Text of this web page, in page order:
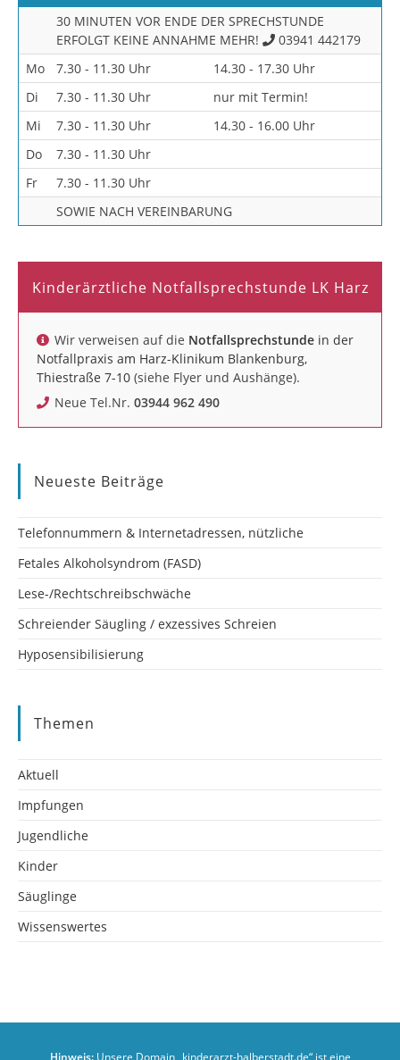
30 MINUTEN VOR ENDE DER SPRECHSTUNDE
ERFOLGT KEINE ANNAHME MEHR!
03941 442179
Mo
7.30 - 11.30 Uhr
14.30 - 17.30 Uhr
Di
7.30 - 11.30 Uhr
nur mit Termin!
Mi
7.30 - 11.30 Uhr
14.30 - 16.00 Uhr
Do
7.30 - 11.30 Uhr
Fr
7.30 - 11.30 Uhr
SOWIE NACH VEREINBARUNG
Kinderärztliche Notfallsprechstunde LK Harz
Wir verweisen auf die Notfallsprechstunde in der
Notfallpraxis am Harz-Klinikum Blankenburg,
Thiestraße 7-10 (siehe Flyer und Aushänge).
Neue Tel.Nr. 03944 962 490
Neueste Beiträge
Telefonnummern & Internetadressen, nützliche
Fetales Alkoholsyndrom (FASD)
Lese-/Rechtschreibschwäche
Schreiender Säugling / exzessives Schreien
Hyposensibilisierung
Themen
Aktuell
Impfungen
Jugendliche
Kinder
Säuglinge
Wissenswertes
Hinweis:Unsere Domain „kinderarzt-halberstadt.de“ ist eine